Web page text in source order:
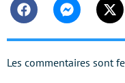
FacebookMessenger
Les commentaires sont